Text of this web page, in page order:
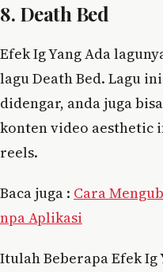
8. Death Bed
Efek Ig Yang Ada
lagu Death Bed. Lagu
didengar, anda juga
konten video aesthetic
reels.
Baca juga : Cara
npa Aplikasi
Itulah Beberapa Efek